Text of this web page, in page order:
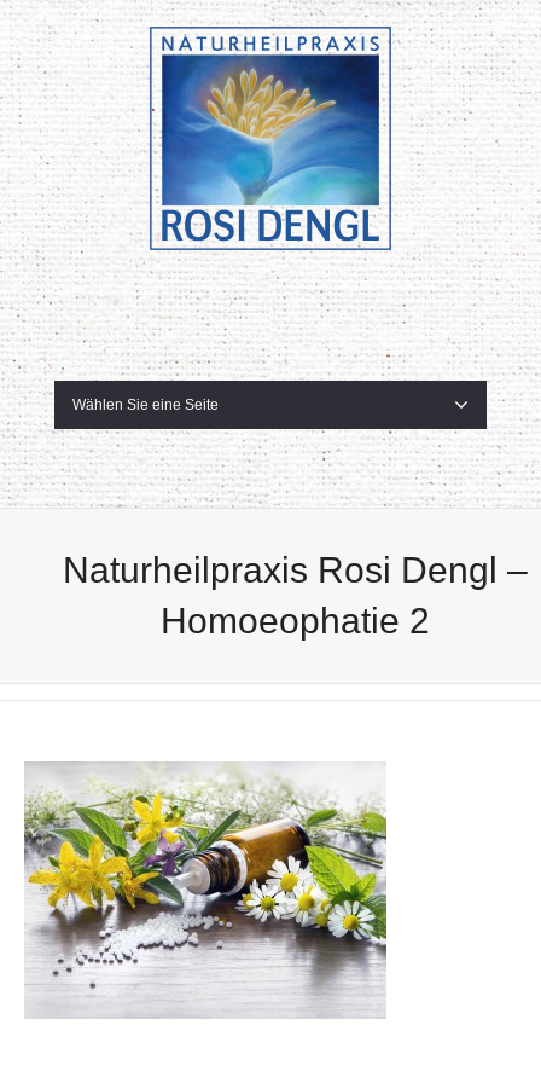
Wählen Sie eine Seite
Naturheilpraxis Rosi Dengl –
Homoeophatie 2